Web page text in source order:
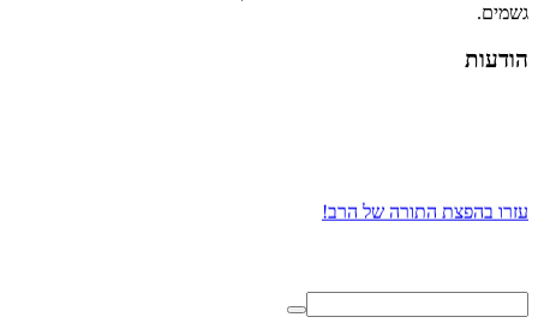
גשמים.
הודעות
עזרו בהפצת התורה של הרב!